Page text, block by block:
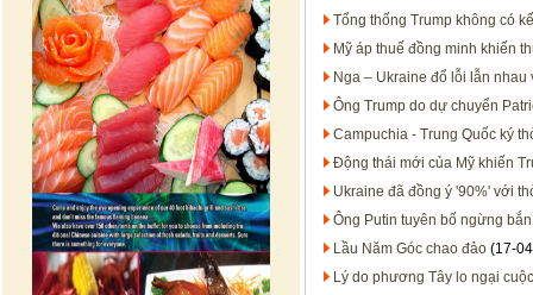
Tổng thống Trump không có
Mỹ áp thuế đồng minh khiến
Nga – Ukraine đổ lỗi lẫn
Ông Trump do dự chuyển
Campuchia - Trung Quốc ký
Động thái mới của Mỹ khiến
Ukraine đã đồng ý '90%' với
Ông Putin tuyên bố ngừng
Lầu Năm Góc chao đảo (17-
Lý do phương Tây lo ngại